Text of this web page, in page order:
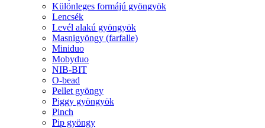
Különleges formájú gyöngyök
Lencsék
Levél alakú gyöngyök
Masnigyöngy (farfalle)
Miniduo
Mobyduo
NIB-BIT
O-bead
Pellet gyöngy
Piggy gyöngyök
Pinch
Pip gyöngy